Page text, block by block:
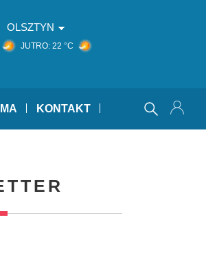
OLSZTYN
JUTRO: 22 °C
KONTAKT